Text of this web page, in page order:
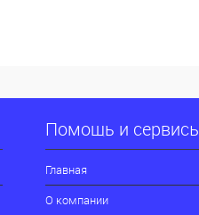
Помощь и
Главная
О компании